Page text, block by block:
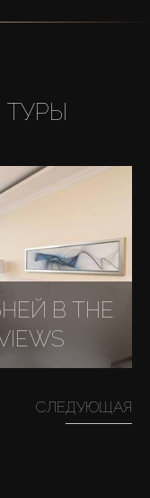
В THE
СЛЕДУЮЩАЯ